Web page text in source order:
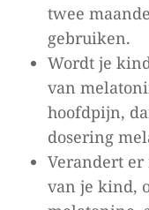
twee
gebruiken.
Wordt je
van
hoofdpijn,
dosering
Verandert er
van je kind,